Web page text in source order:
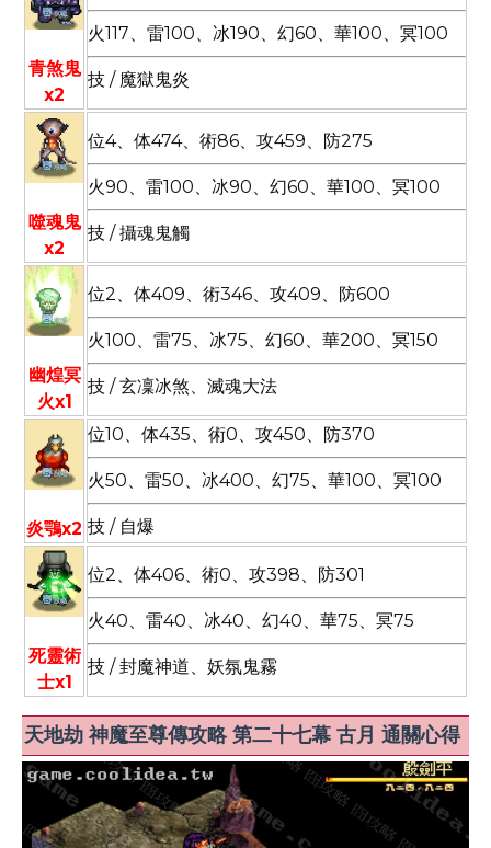
青煞鬼
x2
火117、雷100、冰190、幻60、華100、冥100
技 / 魔獄鬼炎
噬魂鬼
x2
位4、体474、術86、攻459、防275
火90、雷100、冰90、幻60、華100、冥100
技 / 攝魂鬼觸
幽煌冥
火x1
位2、体409、術346、攻409、防600
火100、雷75、冰75、幻60、華200、冥150
技 / 玄凜冰煞、滅魂大法
炎鶚x2
位10、体435、術0、攻450、防370
火50、雷50、冰400、幻75、華100、冥100
技 / 自爆
死靈術
士x1
位2、体406、術0、攻398、防301
火40、雷40、冰40、幻40、華75、冥75
技 / 封魔神道、妖氛鬼霧
天地劫 神魔至尊傳攻略 第二十七幕 古月 通關心得